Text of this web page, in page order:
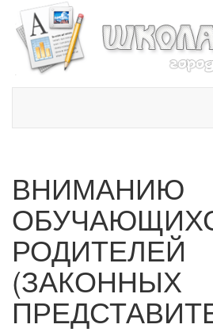
ВНИМАНИЮ
РОДИТЕЛЕЙ
(ЗАКОННЫХ